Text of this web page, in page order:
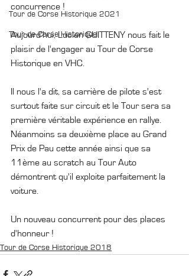
Tour de Corse Historique 2021
Tour de Corse Historique
concurrence !
Aujourd'hui, Lucien GUITTENY nous fait le
plaisir de l'engager au Tour de Corse
Historique en VHC.
Il nous l'a dit, sa carrière de pilote s'est
surtout faite sur circuit et le Tour sera sa
première véritable expérience en rallye.
Néanmoins sa deuxième place au Grand
Prix de Pau cette année ainsi que sa
11ème au scratch au Tour Auto
démontrent qu'il exploite parfaitement la
voiture.
Un nouveau concurrent pour des places
d'honneur !
Tour de Corse Historique 2018